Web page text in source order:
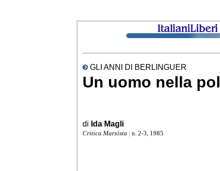
GLI ANNI DI BERLINGUER
Un uomo nella
di Ida Magli
Critica Marxista | n. 2-3, 1985